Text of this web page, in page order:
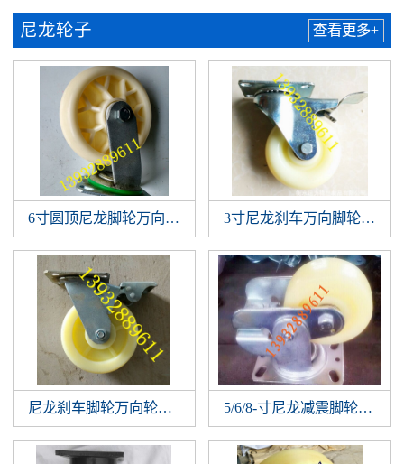
尼龙轮子 查看更多+
6寸圆顶尼龙脚轮万向轮，优质工业尼龙万向脚轮，脚轮生
3寸尼龙刹车万向脚轮，尼
尼龙刹车脚轮万向轮，工业尼龙刹车万向脚轮，衡水脚轮
5/6/8-寸尼龙减震脚轮 万向